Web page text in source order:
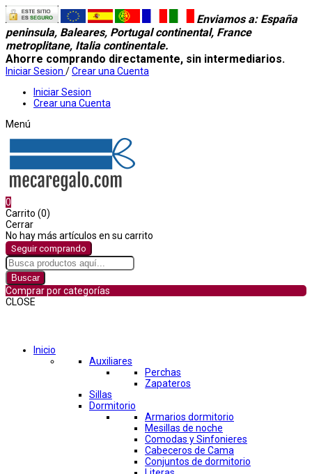
Enviamos a: España
peninsula, Baleares, Portugal continental, France
metroplitane, Italia continentale.
Ahorre comprando directamente, sin intermediarios.
Iniciar Sesion /Crear una Cuenta
Iniciar Sesion
Crear una Cuenta
Menú
0
Carrito (0)
Cerrar
No hay más artículos en su carrito
Seguir comprando
Buscar
Comprar por categorías
CLOSE
Inicio
Auxiliares
Perchas
Zapateros
Sillas
Dormitorio
Armarios dormitorio
Mesillas de noche
Comodas y Sinfonieres
Cabeceros de Cama
Conjuntos de dormitorio